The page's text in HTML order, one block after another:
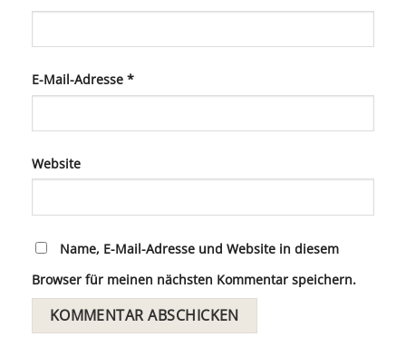
E-Mail-Adresse *
Website
Name, E-Mail-Adresse und Website in diesem
Browser für meinen nächsten Kommentar speichern.